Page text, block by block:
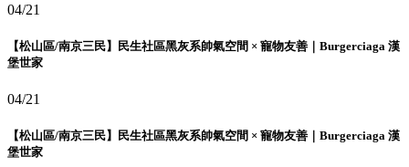
04/21
【松山區/南京三民】民生社區黑灰系帥氣空間 × 寵物友善｜Burgerciaga 漢
堡世家
04/21
【松山區/南京三民】民生社區黑灰系帥氣空間 × 寵物友善｜Burgerciaga 漢
堡世家